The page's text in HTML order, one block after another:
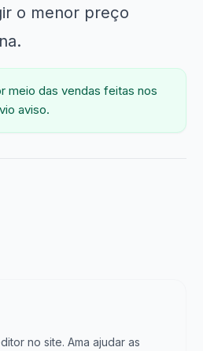
o menor preço
meio das vendas feitas nos
aviso.
no site. Ama ajudar as